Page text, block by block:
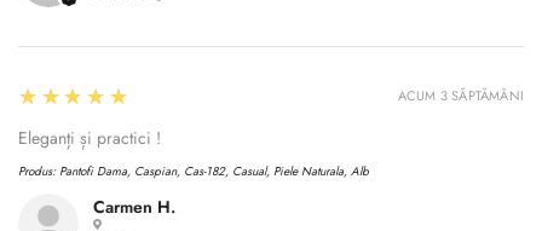
Carmen H.
5
★★★★★
Eleganți și practici !
Produs: Pantofi Dama, Caspian, Cas-182, Casual, Piele Naturala, Alb
ACUM 3 SĂPTĂMÂNI